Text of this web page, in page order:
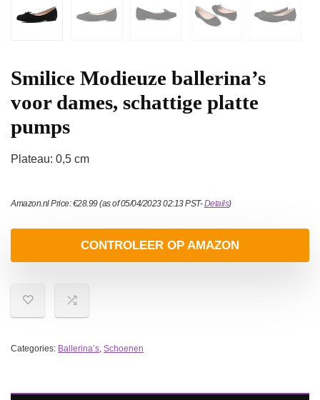
Smilice Modieuze ballerina’s
voor dames, schattige platte
pumps
Plateau: 0,5 cm
Amazon.nl Price:€28.99(as of 05/04/2023 02:13 PST-Details)
CONTROLEER OP AMAZON
Categories: Ballerina’s, Schoenen